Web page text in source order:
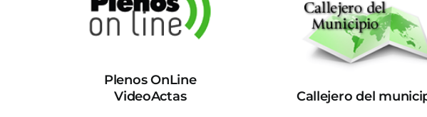
Plenos OnLine
VideoActas
Callejero del